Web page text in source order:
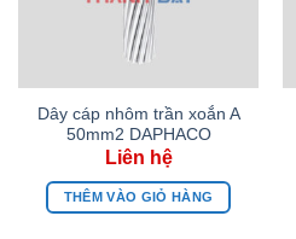
Dây cáp nhôm trần xoắn A
50mm2 DAPHACO
THÊM VÀO GIỎ HÀNG